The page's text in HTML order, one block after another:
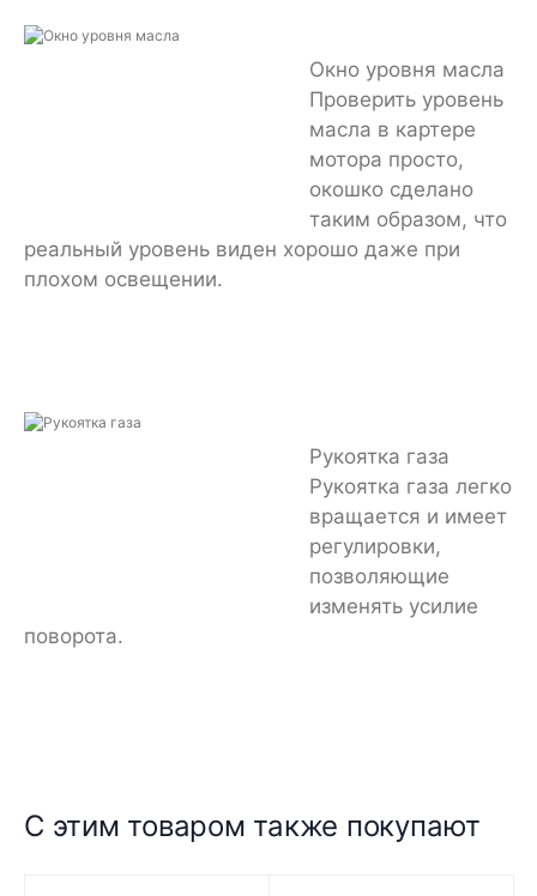
Окно уровня масла
Проверить уровень
масла в картере
мотора просто,
окошко сделано
таким образом, что
реальный уровень виден хорошо даже при
плохом освещении.
Рукоятка газа
Рукоятка газа легко
вращается и имеет
регулировки,
позволяющие
изменять усилие
поворота.
С этим товаром также покупают